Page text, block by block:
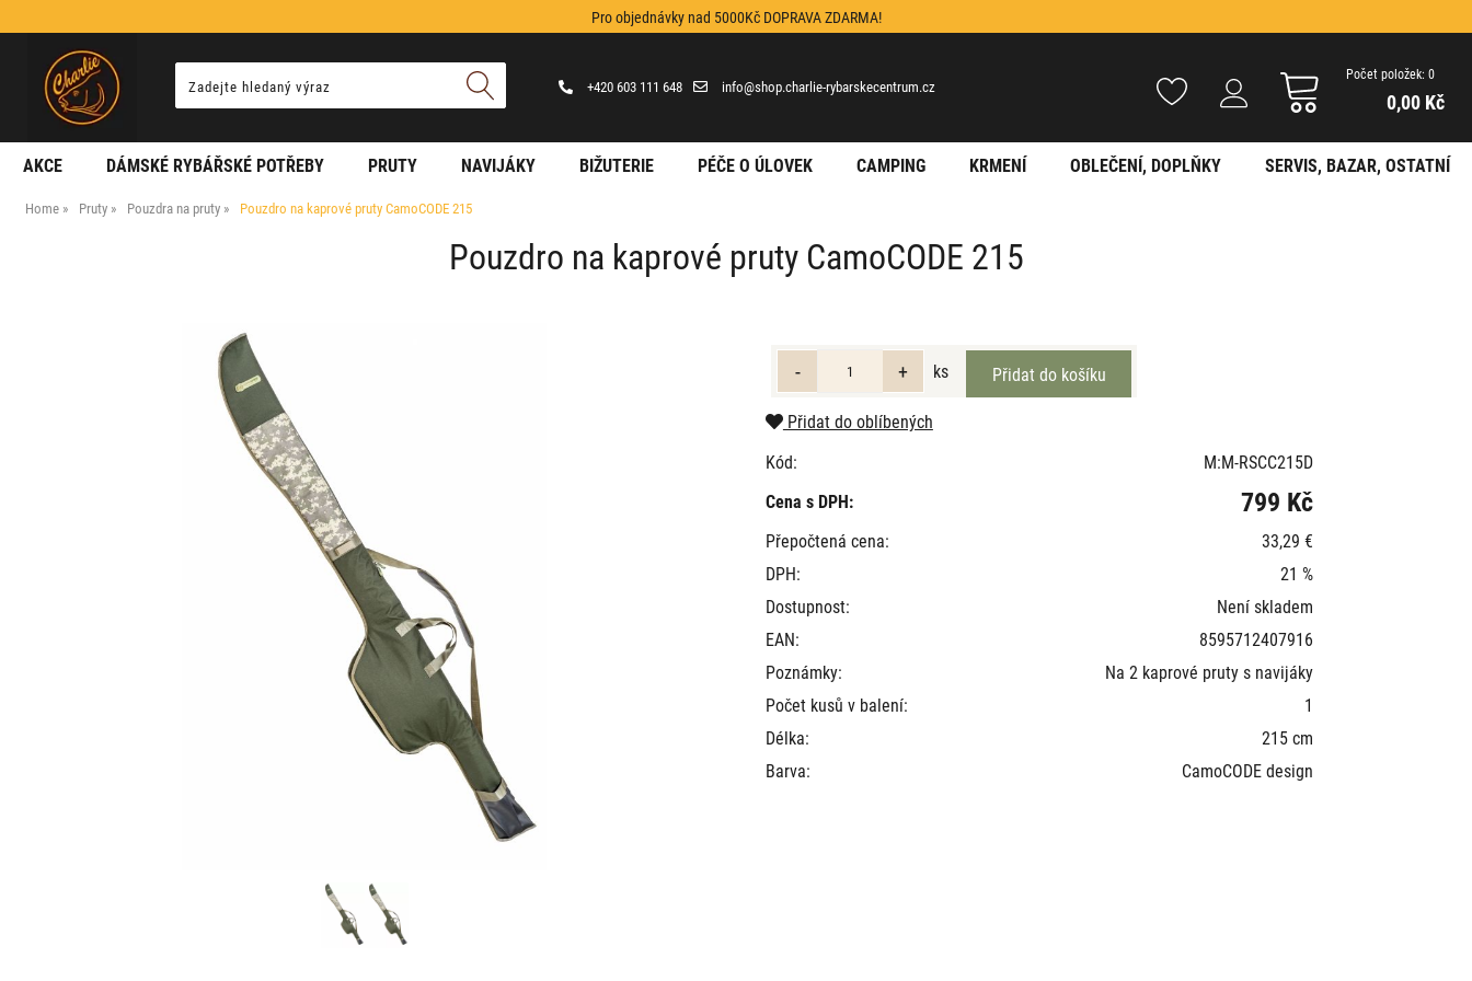
Pro objednávky nad 5000Kč DOPRAVA ZDARMA!
+420 603 111 648 info@shop.charlie-rybarskecentrum.cz
Počet položek: 0
0,00 Kč
AKCE DÁMSKÉ RYBÁŘSKÉ POTŘEBY PRUTY NAVIJÁKY BIŽUTERIE PÉČE O ÚLOVEK CAMPING KRMENÍ OBLEČENÍ, DOPLŇKY SERVIS, BAZAR, OSTATNÍ
Home Pruty Pouzdra na pruty Pouzdro na kaprové pruty CamoCODE 215
Pouzdro na kaprové pruty CamoCODE 215
ks
Přidat do oblíbených
Kód:
M:M-RSCC215D
Cena s DPH:
799 Kč
Přepočtená cena:
33,29 €
DPH:
21 %
Dostupnost:
Není skladem
EAN:
8595712407916
Poznámky:
Na 2 kaprové pruty s navijáky
Počet kusů v balení:
1
Délka:
215 cm
Barva:
CamoCODE design